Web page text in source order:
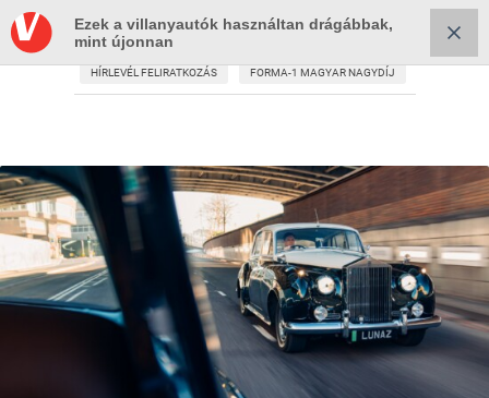
HÍRLEVÉL FELIRATKOZÁS FORMA-1 MAGYAR NAGYDÍJ
Ezek a villanyautók használtan drágábbak,
mint újonnan